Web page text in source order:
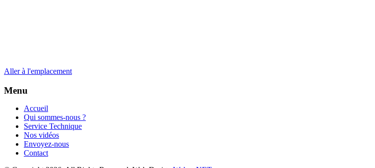
Aller à l'emplacement
Menu
Accueil
Qui sommes-nous ?
Service Technique
Nos vidéos
Envoyez-nous
Contact